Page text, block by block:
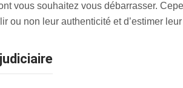
vous souhaitez vous débarrasser.
ou non leur authenticité et d’estimer